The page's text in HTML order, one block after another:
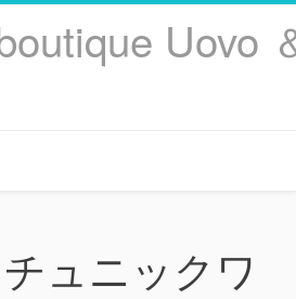
Uovo
ュニックワ